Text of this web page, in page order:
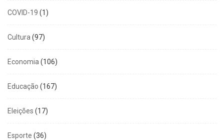
COVID-19 (1)
Cultura (97)
Economia (106)
Educação (167)
Eleições (17)
Esporte (36)